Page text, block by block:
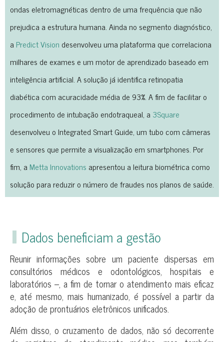
ondas eletromagnéticas dentro de uma frequência que não
prejudica a estrutura humana. Ainda no segmento diagnóstico,
a Predict Vision desenvolveu uma plataforma que correlaciona
milhares de exames e um motor de aprendizado baseado em
inteligência artificial. A solução já identifica retinopatia
diabética com acuracidade média de 93%. A fim de facilitar o
procedimento de intubação endotraqueal, a 3Square
desenvolveu o Integrated Smart Guide, um tubo com câmeras
e sensores que permite a visualização em smartphones. Por
fim, a Metta Innovations apresentou a leitura biométrica como
solução para reduzir o número de fraudes nos planos de saúde.
Dados beneficiam a gestão
Reunir informações sobre um paciente dispersas em
consultórios médicos e odontológicos, hospitais e
laboratórios –, a fim de tornar o atendimento mais eficaz
e, até mesmo, mais humanizado, é possível a partir da
adoção de prontuários eletrônicos unificados.
Além disso, o cruzamento de dados, não só decorrente